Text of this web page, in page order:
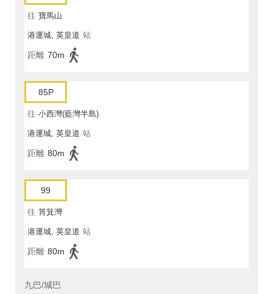
往 寶馬山
港運城, 英皇道 站
距離 70m
85P
往 小西灣(藍灣半島)
港運城, 英皇道 站
距離 80m
99
往 筲箕灣
港運城, 英皇道 站
距離 80m
九巴/城巴